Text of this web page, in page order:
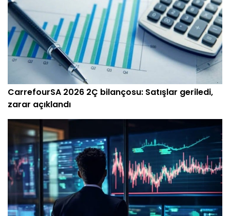
CarrefourSA 2026 2Ç bilançosu: Satışlar geriledi,
zarar açıklandı